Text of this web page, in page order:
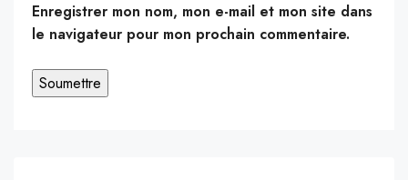
Enregistrer mon nom, mon e-mail et mon site dans
le navigateur pour mon prochain commentaire.